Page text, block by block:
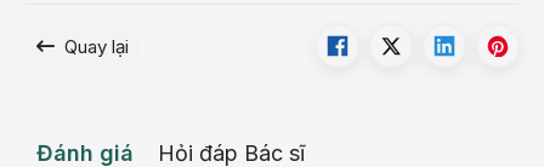
Quay lại
Đánh giá Hỏi đáp Bác sĩ